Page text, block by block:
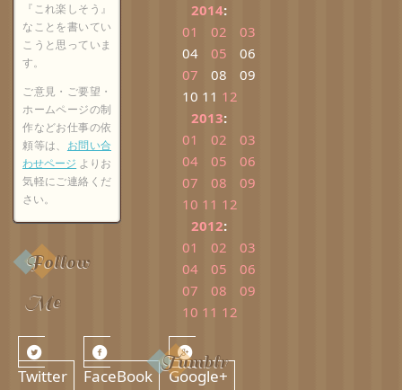
『これ楽しそう』
なことを書いてい
こうと思っていま
す。
ご意見・ご要望・
ホームページの制
作などお仕事の依
頼等は、 お問い合
わせページ よりお
気軽にご連絡くだ
さい。
Follow
Me
Twitter FaceBook Google+
2014:
01
02
03
04
05
06
07
08
09
10 11 12
2013:
01
02
03
04
05
06
07
08
09
10 11 12
2012:
01
02
03
04
05
06
07
08
09
10 11 12
Tumblr